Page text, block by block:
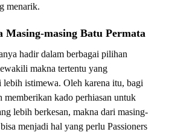
menarik.
Masing-masing Batu Permata
hadir dalam berbagai pilihan
makna tertentu yang
lebih istimewa. Oleh karena itu, bagi
memberikan kado perhiasan untuk
lebih berkesan, makna dari masing-
menjadi hal yang perlu Passioners